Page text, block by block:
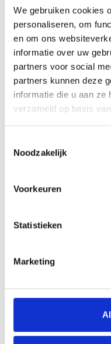
We gebruiken cookies
personaliseren, om
en om ons
informatie over uw
partners voor social
partners kunnen deze
informatie die u aan ze
verzameld op basis
Noodzakelijk
Voorkeuren
Statistieken
Marketing
Middag
Bent u geïnteresseerd in 1
formulier (klik hier)en
graag tegemoet.
AANMELDEN LID